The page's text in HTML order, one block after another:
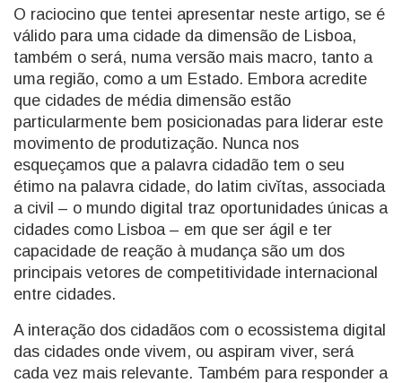
O raciocino que tentei apresentar neste artigo, se é
válido para uma cidade da dimensão de Lisboa,
também o será, numa versão mais macro, tanto a
uma região, como a um Estado. Embora acredite
que cidades de média dimensão estão
particularmente bem posicionadas para liderar este
movimento de produtização. Nunca nos
esqueçamos que a palavra cidadão tem o seu
étimo na palavra cidade, do latim civĭtas, associada
a civil – o mundo digital traz oportunidades únicas a
cidades como Lisboa – em que ser ágil e ter
capacidade de reação à mudança são um dos
principais vetores de competitividade internacional
entre cidades.
A interação dos cidadãos com o ecossistema digital
das cidades onde vivem, ou aspiram viver, será
cada vez mais relevante. Também para responder a